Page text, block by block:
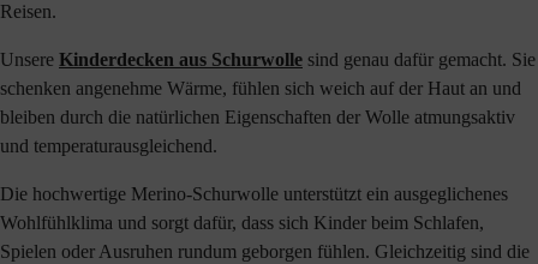
Reisen.
Unsere Kinderdecken aus Schurwolle sind genau dafür gemacht. Sie
schenken angenehme Wärme, fühlen sich weich auf der Haut an und
bleiben durch die natürlichen Eigenschaften der Wolle atmungsaktiv
und temperaturausgleichend.
Die hochwertige Merino-Schurwolle unterstützt ein ausgeglichenes
Wohlfühlklima und sorgt dafür, dass sich Kinder beim Schlafen,
Spielen oder Ausruhen rundum geborgen fühlen. Gleichzeitig sind die